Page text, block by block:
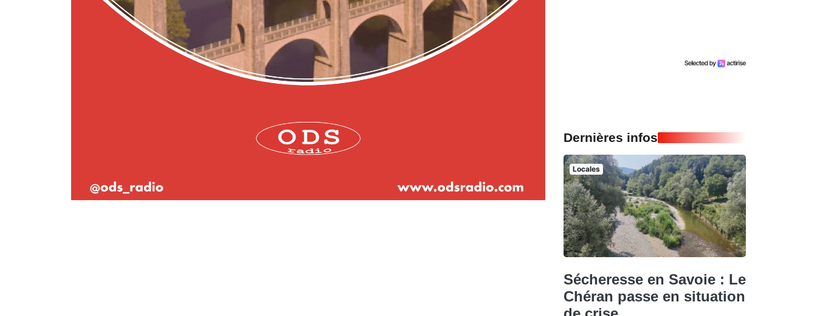
Dernières infos
Locales
Sécheresse en Savoie : Le
Chéran passe en situation